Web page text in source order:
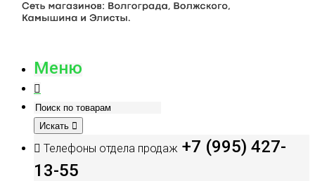
Меню
Искать
Телефоны отдела продаж +7 (995) 427-
13-55